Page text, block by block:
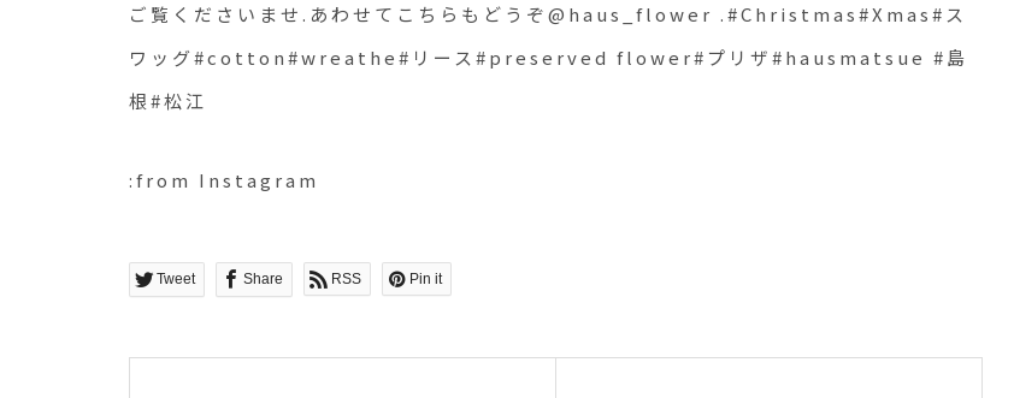
ご覧くださいませ.あわせてこちらもどうぞ︎@haus_flower .#Christmas#Xmas#ス
ワッグ#cotton#wreathe#リース#preserved flower#プリザ#hausmatsue #島
根#松江
:from Instagram
Tweet Share RSS Pin it